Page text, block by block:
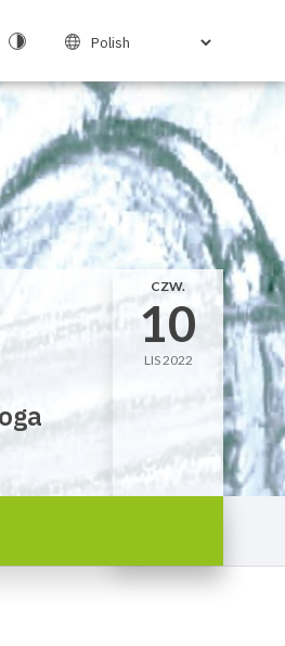
CZW.
10
LIS 2022